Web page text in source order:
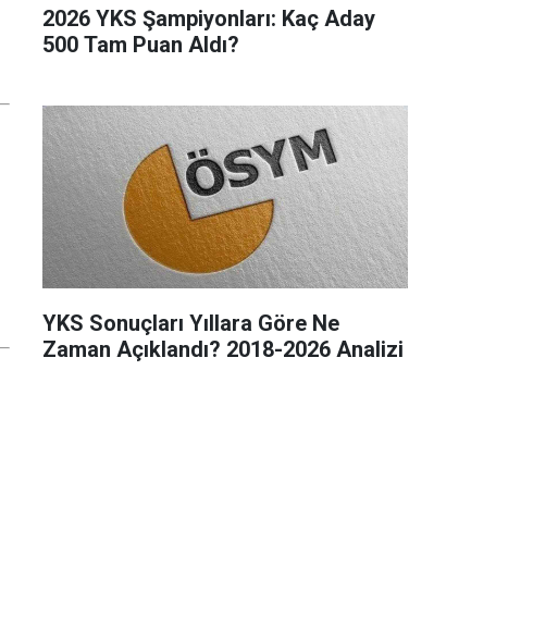
2026 YKS Şampiyonları: Kaç Aday
500 Tam Puan Aldı?
YKS Sonuçları Yıllara Göre Ne
Zaman Açıklandı? 2018-2026 Analizi